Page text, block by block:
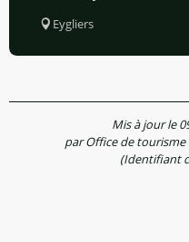
Eygliers
Mis à jour le
par Office de
(Identifiant